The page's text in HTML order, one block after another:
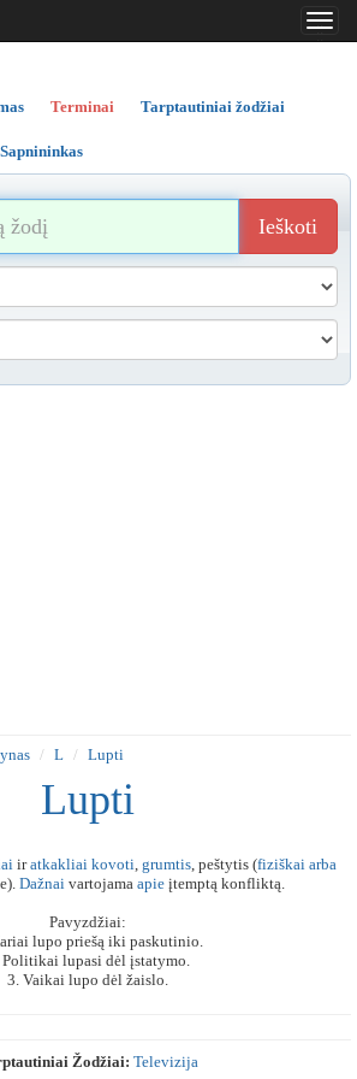
..
..
Terminai Tarptautiniai žodžiai
Sapnininkas
Ieškoti
L Lupti
Lupti
iratkakliai kovoti, grumtis, peštytis (fiziškai arba
Dažnaivartojama apieįtemptą konfliktą.
Pavyzdžiai:
lupo priešą iki paskutinio.
Politikai lupasi dėl įstatymo.
3. Vaikai lupo dėl žaislo.
Žodžiai: Televizija